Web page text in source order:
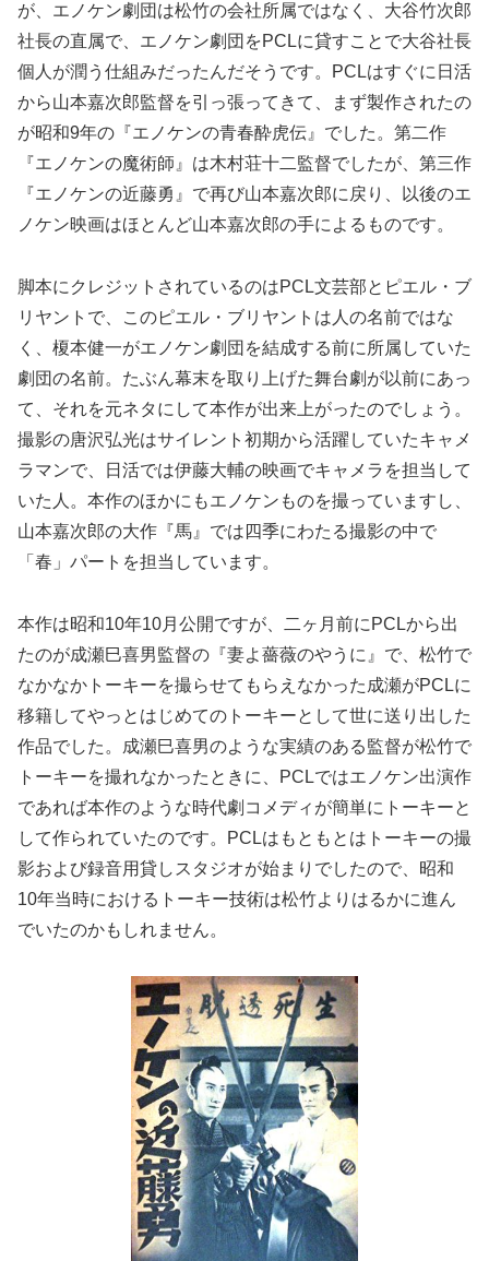
が、エノケン劇団は松竹の会社所属ではなく、大谷竹次郎
社長の直属で、エノケン劇団をPCLに貸すことで大谷社長
個人が潤う仕組みだったんだそうです。PCLはすぐに日活
から山本嘉次郎監督を引っ張ってきて、まず製作されたの
が昭和9年の『エノケンの青春酔虎伝』でした。第二作
『エノケンの魔術師』は木村荘十二監督でしたが、第三作
『エノケンの近藤勇』で再び山本嘉次郎に戻り、以後のエ
ノケン映画はほとんど山本嘉次郎の手によるものです。
脚本にクレジットされているのはPCL文芸部とピエル・ブ
リヤントで、このピエル・ブリヤントは人の名前ではな
く、榎本健一がエノケン劇団を結成する前に所属していた
劇団の名前。たぶん幕末を取り上げた舞台劇が以前にあっ
て、それを元ネタにして本作が出来上がったのでしょう。
撮影の唐沢弘光はサイレント初期から活躍していたキャメ
ラマンで、日活では伊藤大輔の映画でキャメラを担当して
いた人。本作のほかにもエノケンものを撮っていますし、
山本嘉次郎の大作『馬』では四季にわたる撮影の中で
「春」パートを担当しています。
本作は昭和10年10月公開ですが、二ヶ月前にPCLから出
たのが成瀬巳喜男監督の『妻よ薔薇のやうに』で、松竹で
なかなかトーキーを撮らせてもらえなかった成瀬がPCLに
移籍してやっとはじめてのトーキーとして世に送り出した
作品でした。成瀬巳喜男のような実績のある監督が松竹で
トーキーを撮れなかったときに、PCLではエノケン出演作
であれば本作のような時代劇コメディが簡単にトーキーと
して作られていたのです。PCLはもともとはトーキーの撮
影および録音用貸しスタジオが始まりでしたので、昭和
10年当時におけるトーキー技術は松竹よりはるかに進ん
でいたのかもしれません。